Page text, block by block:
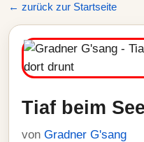
← zurück zur Startseite
Tiaf beim
von Gradner G'sang